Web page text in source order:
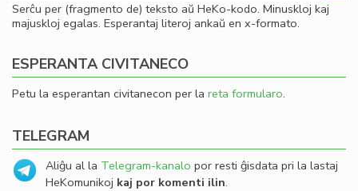
Serĉu per (fragmento de) teksto aŭ HeKo-kodo. Minuskloj kaj
majuskloj egalas. Esperantaj literoj ankaŭ en x-formato.
ESPERANTA CIVITANECO
Petu la esperantan civitanecon per la reta formularo.
TELEGRAM
Aliĝu al la Telegram-kanalo por resti ĝisdata pri la lastaj
HeKomunikoj kaj por komenti ilin.